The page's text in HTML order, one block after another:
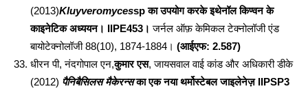
(2013)Kluyveromycessp का उपयोग करके इथेनॉल किण्वन के
काइनेटिक अध्ययन। IIPE453।जर्नल ऑफ़ केमिकल टेक्नोलॉजी एंड
बायोटेक्नोलॉजी 88(10), 1874-1884। (आईएफ: 2.587)
धीरन पी, नंदगोपाल एन,कुमार एस, जायसवाल वाई कांड और अधिकारी डीके
(2012) पैनिबैसिलस मैकेरन्सका एक नया थर्मोस्टेबल जाइलेनेज़ IIPSP3